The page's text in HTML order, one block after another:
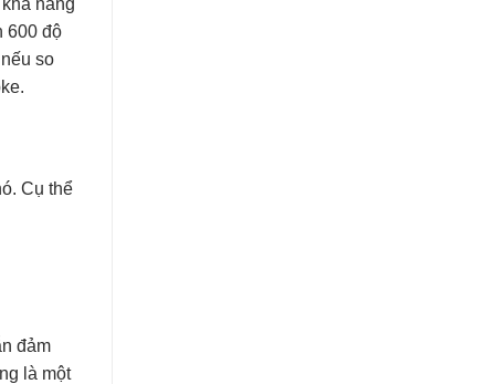
năng
600 độ
so
Cụ thể
đảm
là một